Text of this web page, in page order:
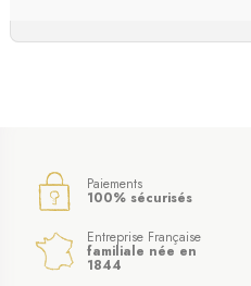
Paiements
100% sécurisés
Entreprise Française
familiale née en
1844